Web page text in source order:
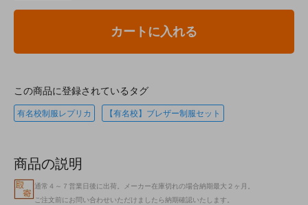
カートに入れる
この商品に登録されているタグ
有名校制服レプリカ 【有名校】ブレザー制服セット
商品の説明
通常４～７営業日後に出荷。メーカー在庫切れの場合納期最大２ヶ月。
ご注文前にお問い合わせいただけましたら納期確認いたします。